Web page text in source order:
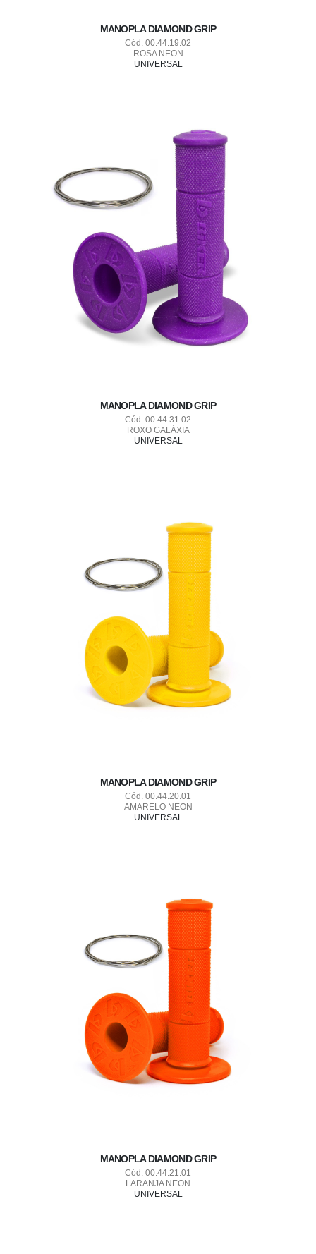
MANOPLA DIAMOND GRIP
Cód. 00.44.19.02
ROSA NEON
UNIVERSAL
MANOPLA DIAMOND GRIP
Cód. 00.44.31.02
ROXO GALÁXIA
UNIVERSAL
MANOPLA DIAMOND GRIP
Cód. 00.44.20.01
AMARELO NEON
UNIVERSAL
MANOPLA DIAMOND GRIP
Cód. 00.44.21.01
LARANJA NEON
UNIVERSAL